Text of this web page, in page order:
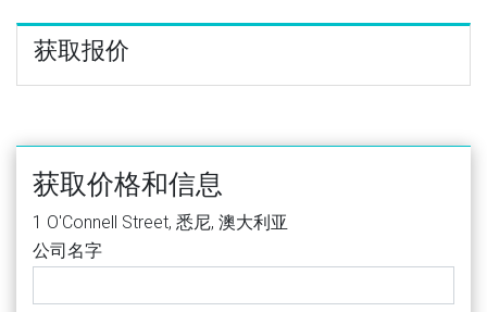
获取报价
获取价格和信息
1 O'Connell Street, 悉尼, 澳大利亚
公司名字